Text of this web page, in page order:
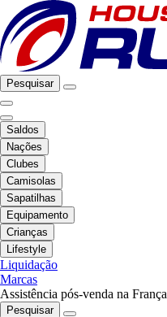
Pesquisar
Saldos
Nações
Clubes
Camisolas
Sapatilhas
Equipamento
Crianças
Lifestyle
Liquidação
Marcas
Assistência pós-venda na França
Pesquisar